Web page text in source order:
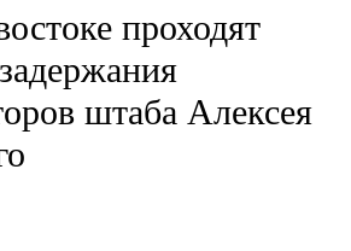
проходят
штаба Алексея